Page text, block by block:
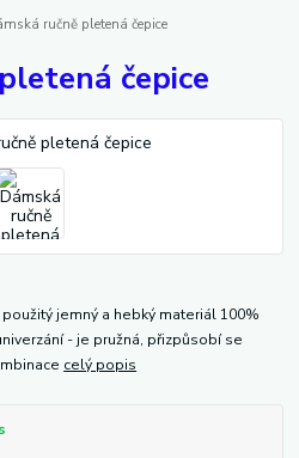
ručně pletená čepice
čepice
jemný a hebký materiál 100%
- je pružná, přizpůsobí se
celý popis